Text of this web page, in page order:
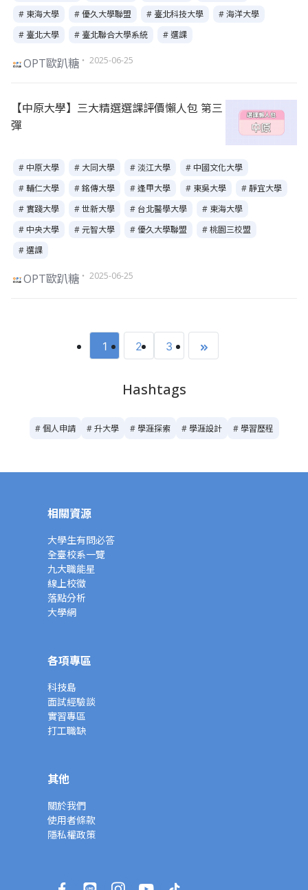
# 東海大學
# 優久大學聯盟 # 臺北科技大學
# 海洋大學
# 臺北大學
# 臺北聯合大學系統 # 選課
OPT歐趴糖 ・ 2025-06-25
【中原大學】三大精選選課評價懶人包 第三
彈
# 中原大學 # 大同大學 # 淡江大學
# 中國文化大學
# 輔仁大學
# 銘傳大學 # 逢甲大學 # 東吳大學
# 靜宜大學
# 實踐大學
# 世新大學 # 台北醫學大學
# 東海大學
# 中央大學
# 元智大學 # 優久大學聯盟
# 桃園三校盟
# 選課
OPT歐趴糖 ・ 2025-06-25
1 2 3
Hashtags
# 個人申請 # 升大學 # 學涯探索 # 學涯設計 # 學習歷程
相關資源
大學生有問必答
全臺校系一覽
九大職能星
線上校徵
落點分析
大學網
各項專區
科技島
面試經驗談
實習專區
打工職缺
其他
關於我們
使用者條款
隱私權政策